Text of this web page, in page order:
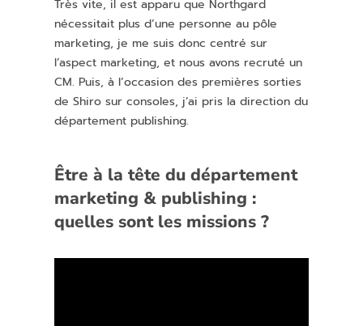
Très vite, il est apparu que Northgard
nécessitait plus d’une personne au pôle
marketing, je me suis donc centré sur
l’aspect marketing, et nous avons recruté un
CM. Puis, à l’occasion des premières sorties
de Shiro sur consoles, j’ai pris la direction du
département publishing.
Être à la tête du département
marketing & publishing :
quelles sont les missions ?